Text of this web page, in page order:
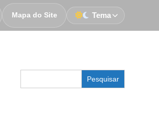
Mapa do Site Tema
for: